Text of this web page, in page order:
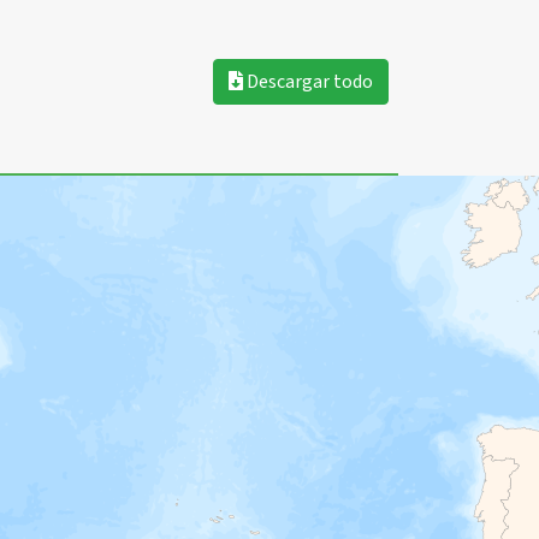
Descargar todo